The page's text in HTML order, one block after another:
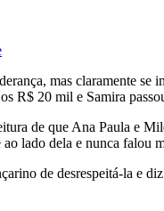
mas claramente
R$ 20 mil e Samira
de que Ana Paula e
lado dela e nunca falou
de desrespeitá-la e